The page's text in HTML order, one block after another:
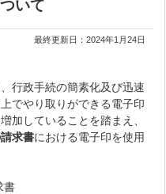
いて
最終更新日：2024年1月24日
行政手続の簡素化及び迅速
でやり取りができる電子印
加していることを踏まえ、
求書における電子印を使用
書